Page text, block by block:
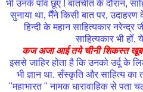
भी उनके पाँव छूए ! बातचीत के दौरान,
सुनाया था, मैँने किसी बात पर, उदाहरण
हिन्दी के महान साहित्यकार
साहित्यकार भी होँ,
कज अजा आई तये चीनी शिकस्त खूब
इससे जाहिर होता है कि उनको उर्दू के
भी ज्ञान था. सँस्कृति और साहित्य
"महाभारत " नामक धारावाहिक से पता